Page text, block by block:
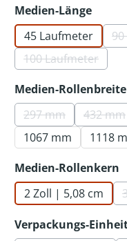
Medien-Länge
45 Laufmeter
100 Laufmeter
(Diese Option
Medien-Rollenbreite
297 mm(Diese Option ist
432 mm
1067 mm 1118
Medien-Rollenkern
2 Zoll | 5,08 cm
Verpackungs-